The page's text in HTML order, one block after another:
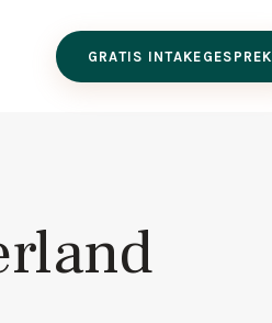
GRATIS INTAKEGESPREK